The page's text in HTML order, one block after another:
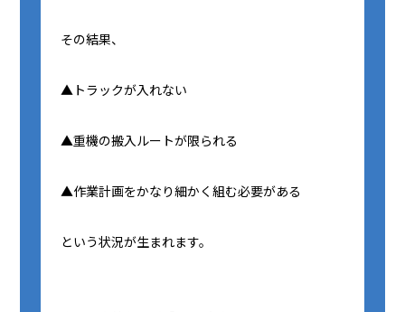
その結果、
▲トラックが入れない
▲重機の搬入ルートが限られる
▲作業計画をかなり細かく組む必要がある
という状況が生まれます。